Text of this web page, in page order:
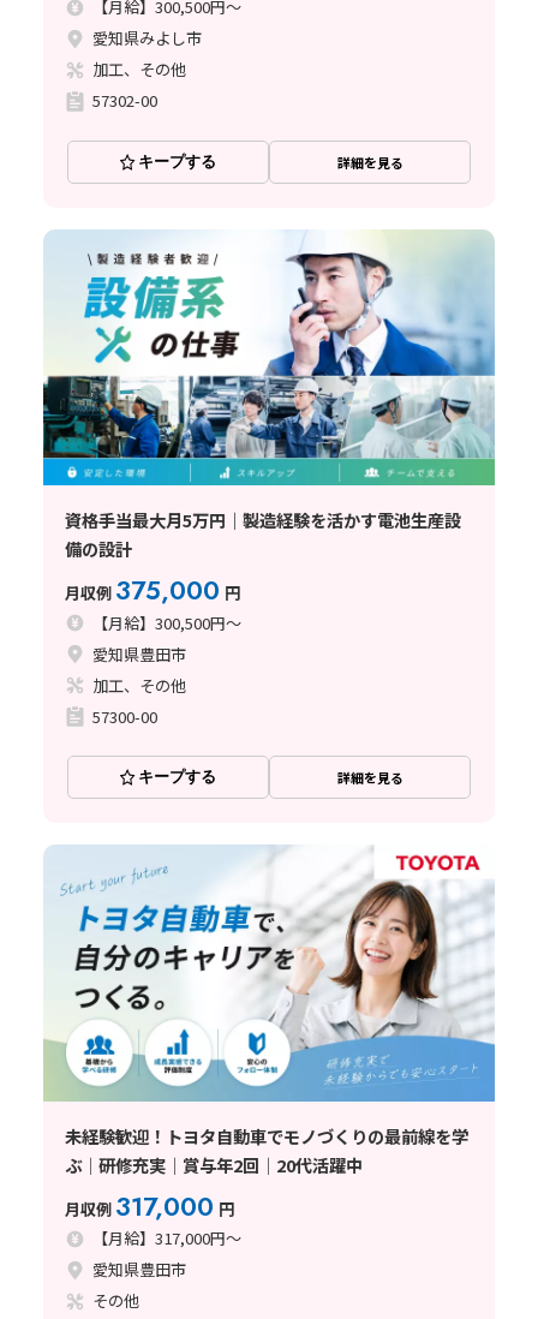
【月給】300,500円～
愛知県みよし市
加工、その他
57302-00
キープする 詳細を見る
資格手当最大月5万円｜製造経験を活かす電池生産設
備の設計
月収例 375,000 円
【月給】300,500円～
愛知県豊田市
加工、その他
57300-00
キープする 詳細を見る
未経験歓迎！トヨタ自動車でモノづくりの最前線を学
ぶ│研修充実│賞与年2回│20代活躍中
月収例 317,000 円
【月給】317,000円～
愛知県豊田市
その他